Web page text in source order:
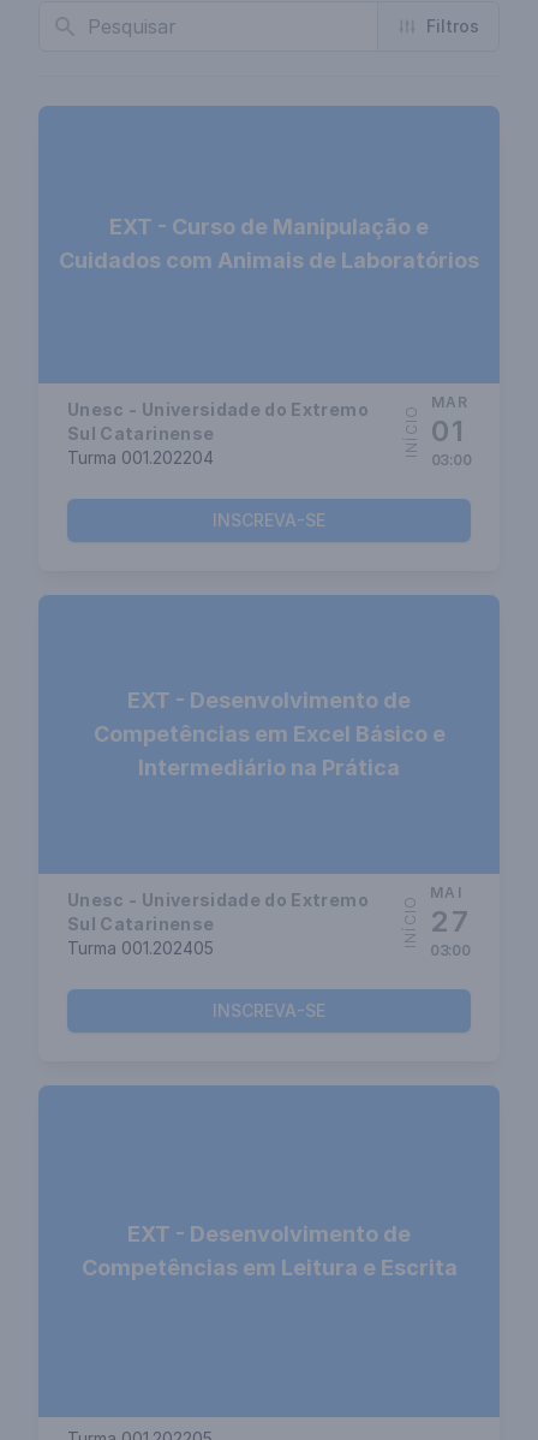
Busca Filtros
EXT - Curso de Manipulação e
Cuidados com Animais de Laboratórios
Unesc - Universidade do Extremo
Sul Catarinense
Turma 001.202204
INÍCIO
MAR
01
03:00
INSCREVA-SE
EXT - Desenvolvimento de
Competências em Excel Básico e
Intermediário na Prática
Unesc - Universidade do Extremo
Sul Catarinense
Turma 001.202405
INÍCIO
MAI
27
03:00
INSCREVA-SE
EXT - Desenvolvimento de
Competências em Leitura e Escrita